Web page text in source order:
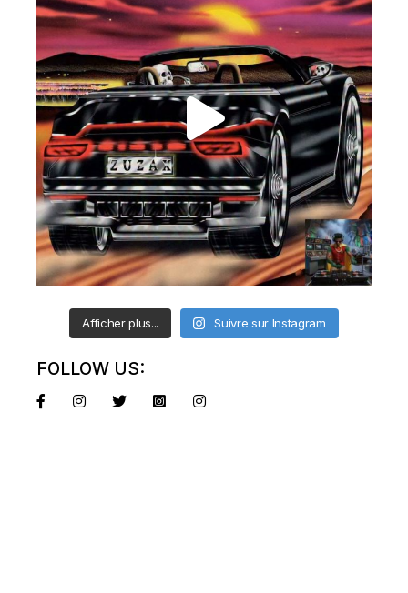
Afficher plus... Suivre sur Instagram
FOLLOW US: